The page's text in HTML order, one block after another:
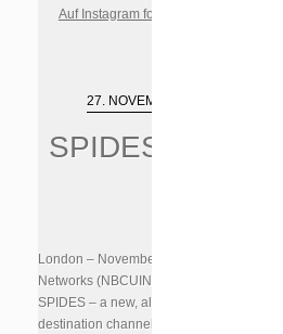
Auf Instagram folgen
27. NOVEMBER 2018
SPIDES
London – November 27, 2018 –
Networks (NBCUIN) today announced
SPIDES – a new, alien invasion thriller to
destination channel brand for fans of